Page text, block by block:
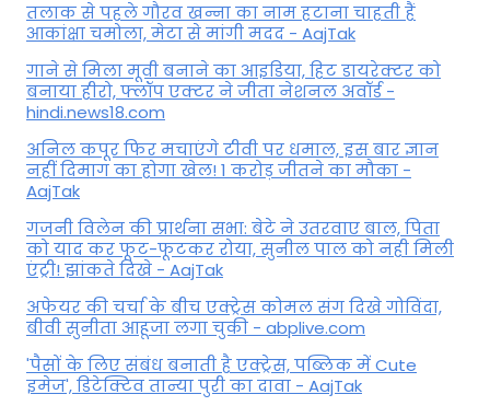
तलाक से पहले गौरव खन्ना का नाम हटाना चाहती हैं
आकांक्षा चमोला, मेटा से मांगी मदद - AajTak
गाने से मिला मूवी बनाने का आइडिया, हिट डायरेक्टर को
बनाया हीरो, फ्लॉप एक्टर ने जीता नेशनल अवॉर्ड -
hindi.news18.com
अनिल कपूर फिर मचाएंगे टीवी पर धमाल, इस बार ज्ञान
नहीं दिमाग का होगा खेल! 1 करोड़ जीतने का मौका -
AajTak
गजनी विलेन की प्रार्थना सभा: बेटे ने उतरवाए बाल, पिता
को याद कर फूट-फूटकर रोया, सुनील पाल को नही मिली
एंट्री! झांकते दिखे - AajTak
अफेयर की चर्चा के बीच एक्ट्रेस कोमल संग दिखे गोविंदा,
बीवी सुनीता आहूजा लगा चुकी - abplive.com
'पैसों के लिए संबंध बनाती है एक्ट्रेस, पब्लिक में Cute
इमेज', डिटेक्टिव तान्या पुरी का दावा - AajTak